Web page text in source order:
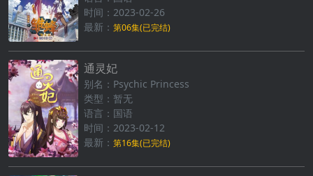
时间：2023-02-26
最新： 第06集(已完结)
通灵妃
别名：Psychic Princess
类型：暂无
语言：国语
时间：2023-02-12
最新： 第16集(已完结)